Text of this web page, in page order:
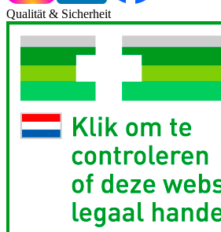
Qualität & Sicherheit